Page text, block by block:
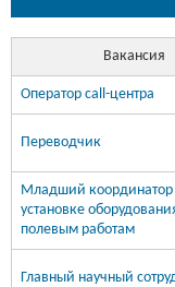
Вакансия
Оператор call-центра
Переводчик
Младший координатор
установке
полевым работам
Главный научный